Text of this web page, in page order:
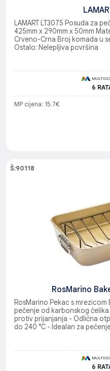
LAMART LT3075 Posuda za
425mm x 290mm x 50mm
Crveno-Crna Broj komada u
Ostalo: Nelepljiva površina
6
MP cijena: 15.7€
Š:90118
RosMarino
RosMarino Pekac s
pečenje od karbonskog
protiv prijanjanja - Odlična
do 240 °C - Idealan za
6